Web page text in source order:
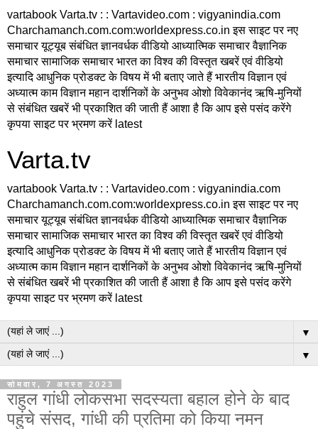
vartabook Varta.tv : : Vartavideo.com : vigyanindia.com
Charchamanch.com.com:worldexpress.co.in इस साइट पर नए
समाचार यूट्यूब संबंधित ज्ञानवर्धक वीडियो आध्यात्मिक समाचार वैज्ञानिक
समाचार सामाजिक समाचार भारत का विश्व की विस्तृत खबरें एवं वीडियो
इत्यादि आधुनिक प्रोडक्ट के विषय में भी बताए जाते हैं भारतीय विज्ञान एवं
अध्यात्म काम विज्ञान महान दार्शनिकों के अनुभव ओशो विवेकानंद ऋषि-मुनियों
से संबंधित खबरें भी प्रकाशित की जाती हैं आशा है कि आप इसे पसंद करेंगे
कृपया साइट पर भ्रमण करें latest
Varta.tv
vartabook Varta.tv : : Vartavideo.com : vigyanindia.com
Charchamanch.com.com:worldexpress.co.in इस साइट पर नए
समाचार यूट्यूब संबंधित ज्ञानवर्धक वीडियो आध्यात्मिक समाचार वैज्ञानिक
समाचार सामाजिक समाचार भारत का विश्व की विस्तृत खबरें एवं वीडियो
इत्यादि आधुनिक प्रोडक्ट के विषय में भी बताए जाते हैं भारतीय विज्ञान एवं
अध्यात्म काम विज्ञान महान दार्शनिकों के अनुभव ओशो विवेकानंद ऋषि-मुनियों
से संबंधित खबरें भी प्रकाशित की जाती हैं आशा है कि आप इसे पसंद करेंगे
कृपया साइट पर भ्रमण करें latest
▼
▼
सोमवार, 7 अगस्त 2023
राहुल गांधी लोकसभा सदस्यता बहाल होने के बाद
पहुंचे संसद, गांधी की प्रतिमा को किया नमन